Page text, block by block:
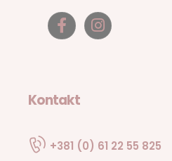
Kontakt
+381 (0) 61 22 55 825